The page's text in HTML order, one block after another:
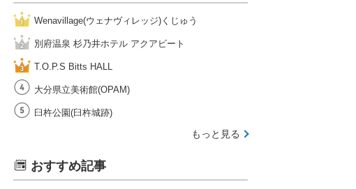
Wenavillage(ウェナヴィレッジ)くじゅう
別府温泉 杉乃井ホテル アクアビート
T.O.P.S Bitts HALL
大分県立美術館(OPAM)
臼杵公園(臼杵城跡)
もっと見る
おすすめ記事